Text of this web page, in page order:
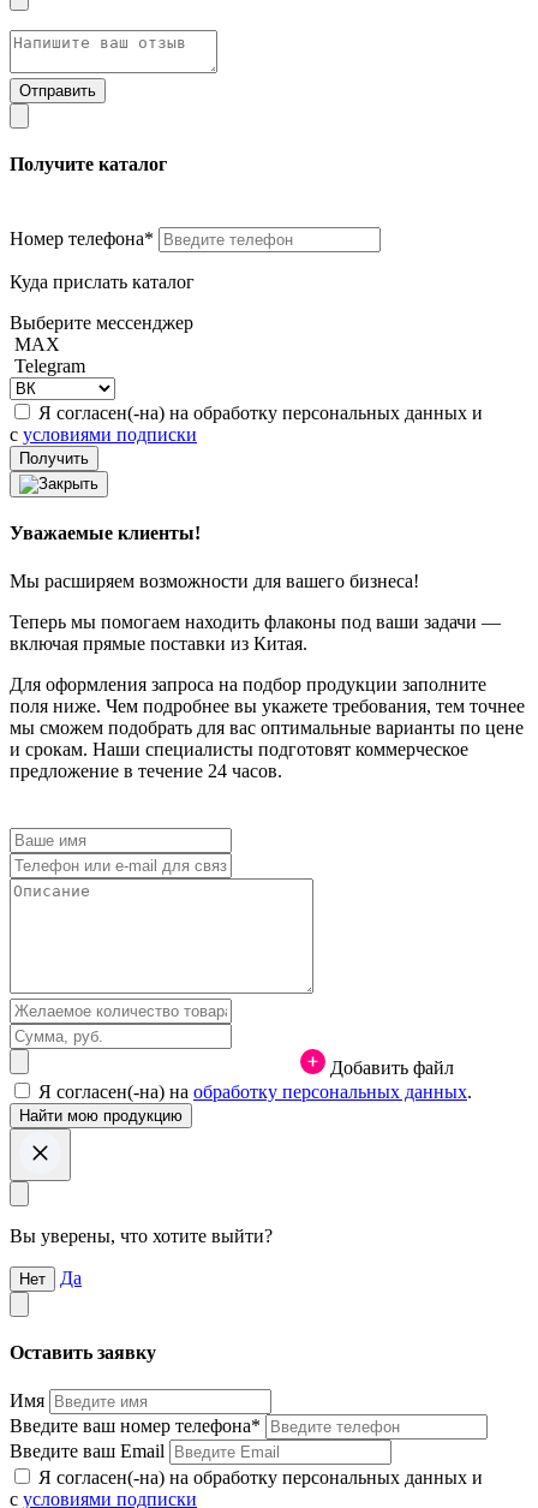
Получите каталог
Номер телефона*
Куда прислать каталог
Выберите мессенджер
MAX
Telegram
Я согласен(-на) на обработку персональных данных и
с условиями подписки
Уважаемые клиенты!
Мы расширяем возможности для вашего бизнеса!
Теперь мы помогаем находить флаконы под ваши задачи —
включая прямые поставки из Китая.
Для оформления запроса на подбор продукции заполните
поля ниже. Чем подробнее вы укажете требования, тем точнее
мы сможем подобрать для вас оптимальные варианты по цене
и срокам. Наши специалисты подготовят коммерческое
предложение в течение 24 часов.
Добавить файл
Я согласен(-на) на обработку персональных данных.
Вы уверены, что хотите выйти?
Нет Да
Оставить заявку
Имя
Введите ваш номер телефона*
Введите ваш Email
Я согласен(-на) на обработку персональных данных и
с условиями подписки